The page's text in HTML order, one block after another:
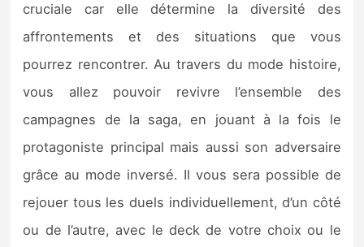
cruciale car elle détermine la diversité des
affrontements et des situations que vous
pourrez rencontrer. Au travers du mode histoire,
vous allez pouvoir revivre l’ensemble des
campagnes de la saga, en jouant à la fois le
protagoniste principal mais aussi son adversaire
grâce au mode inversé. Il vous sera possible de
rejouer tous les duels individuellement, d’un côté
ou de l’autre, avec le deck de votre choix ou le